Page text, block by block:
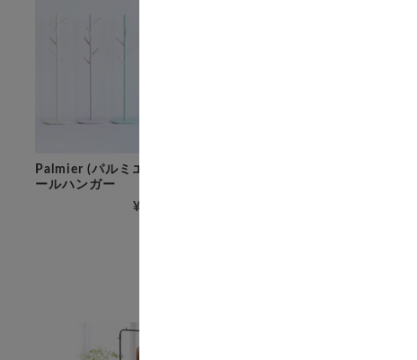
Palmier (パルミエ) キッズポ
ールハンガー
¥7,500